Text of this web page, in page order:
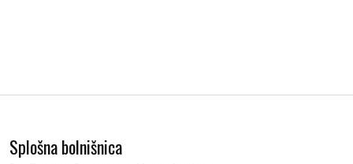
Splošna bolnišnica